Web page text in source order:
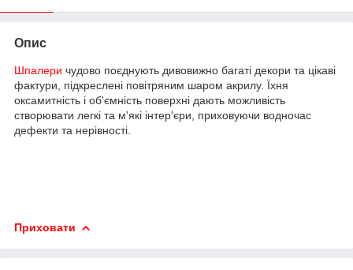
Опис
Шпалери чудово поєднують дивовижно багаті декори та цікаві
фактури, підкреслені повітряним шаром акрилу. Їхня
оксамитність і об'ємність поверхні дають можливість
створювати легкі та м'які інтер'єри, приховуючи водночас
дефекти та нерівності.
Приховати